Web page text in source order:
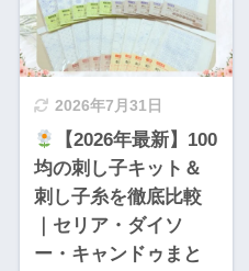
2026年7月31日
【2026年最新】100
均の刺し子キット＆
刺し子糸を徹底比較
｜セリア・ダイソ
ー・キャンドゥまと